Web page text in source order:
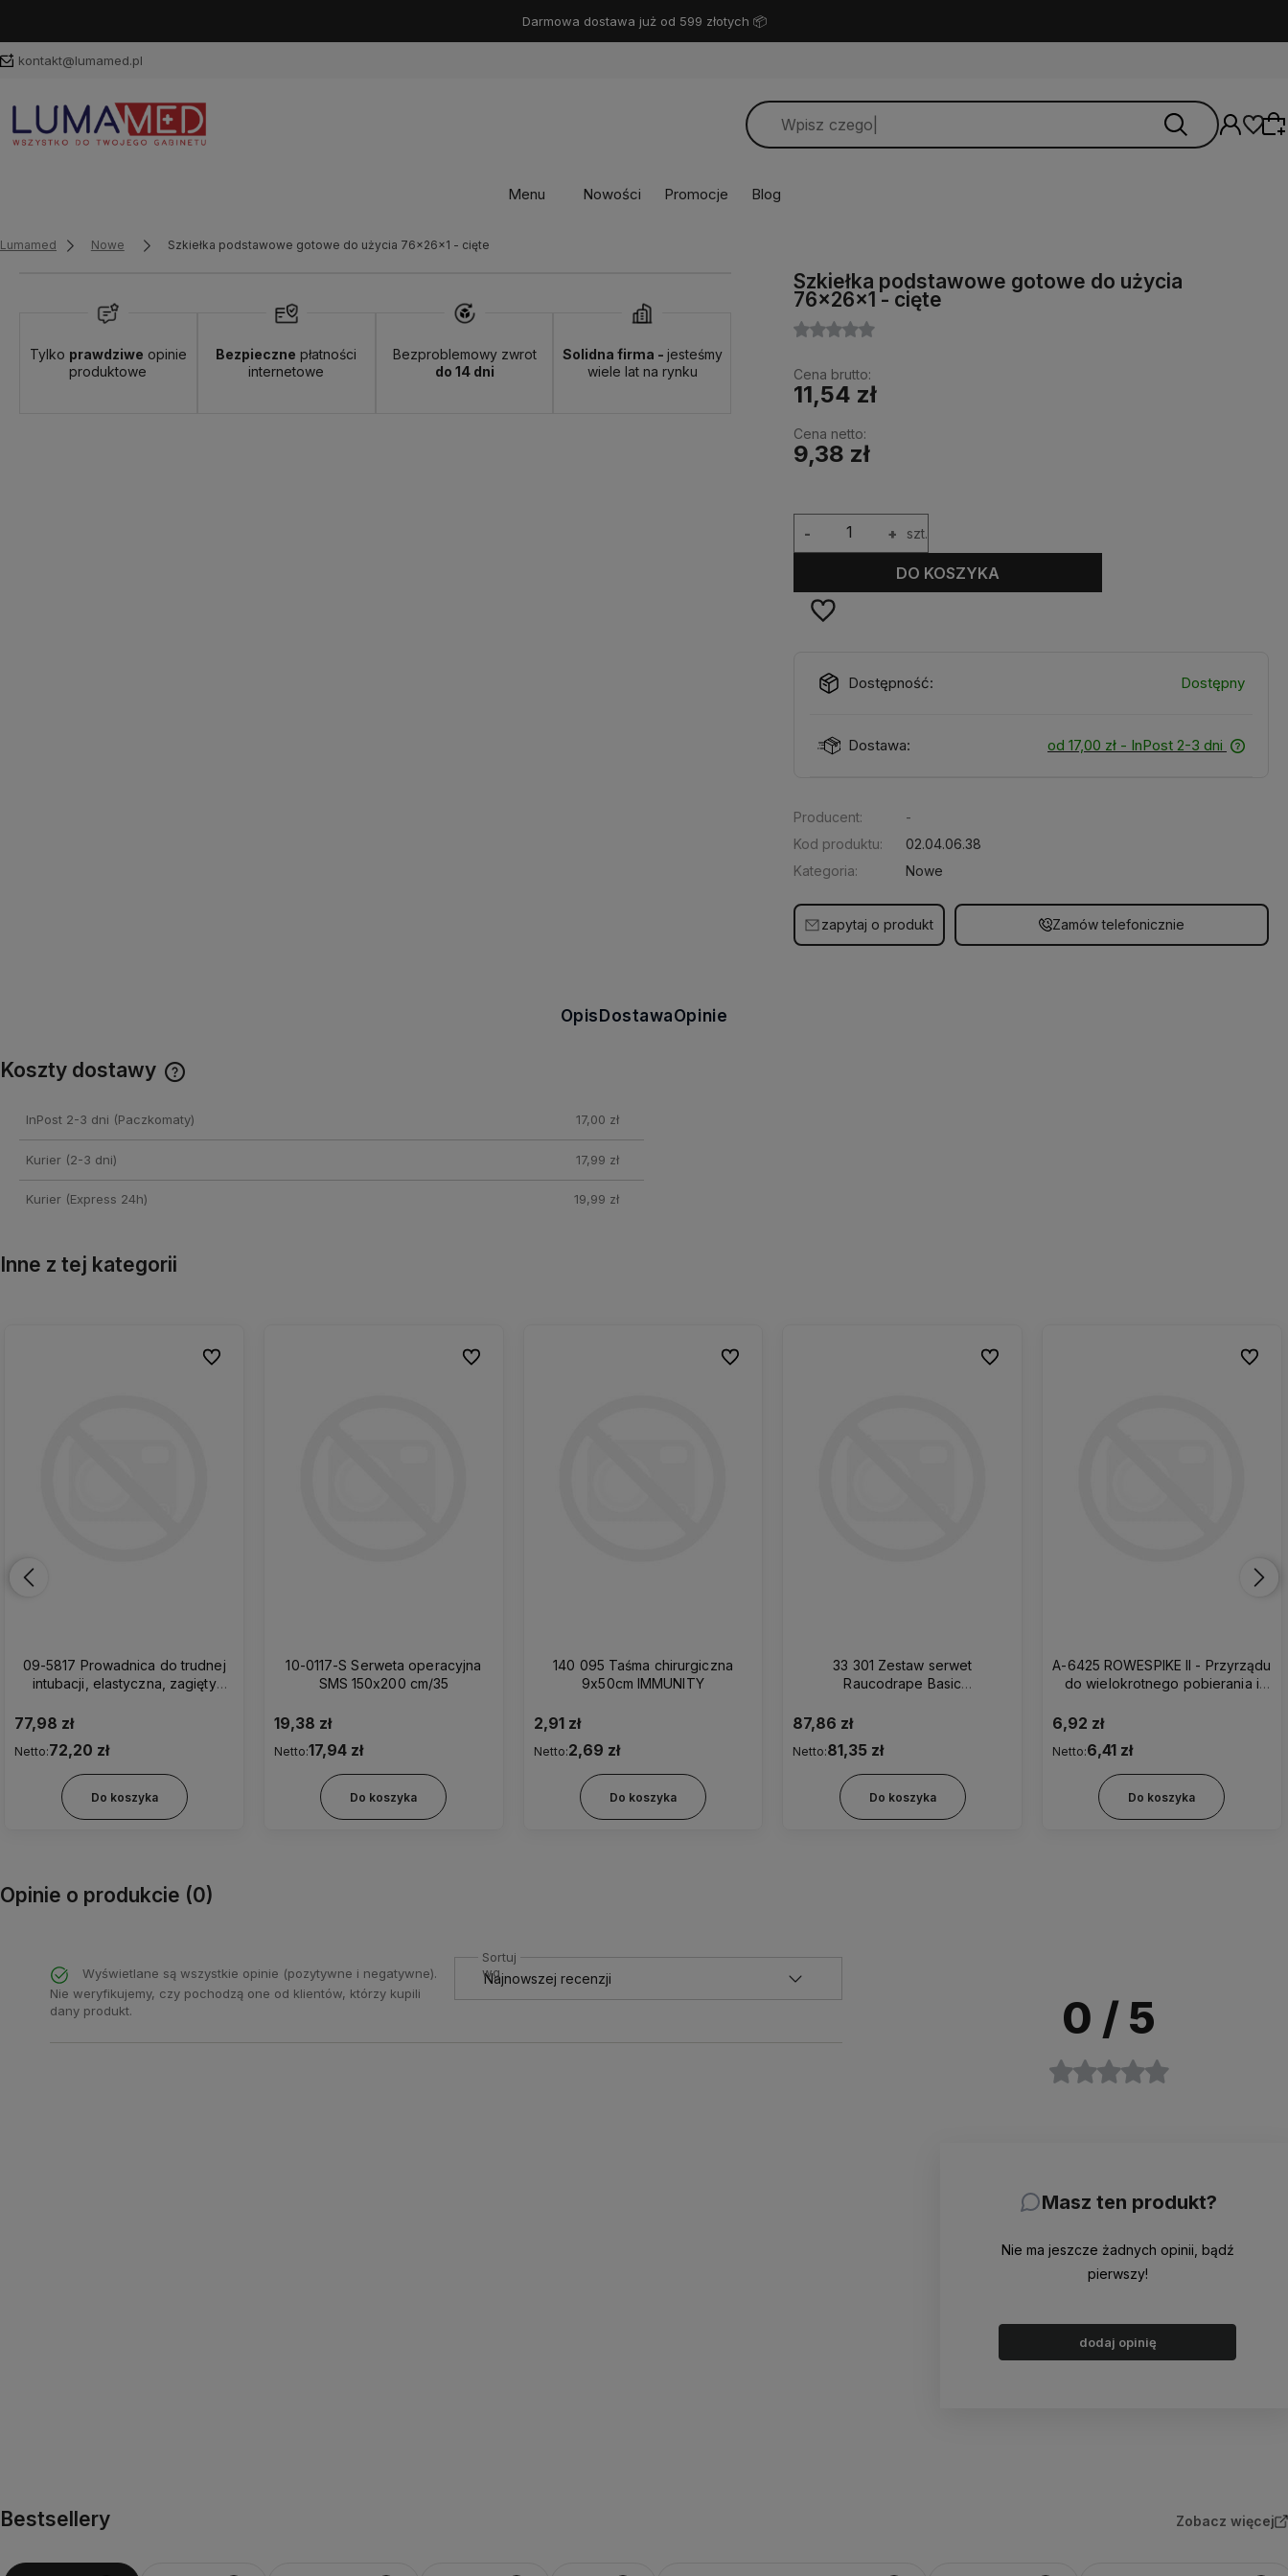
Miło Cię widzieć! ❤️
kontakt@lumamed.pl
Wybierz coś dla siebie z naszej aktualnej
oferty lub zaloguj się, aby przywrócić dodane
Menu Nowości Promocje Blog
Lumamed Nowe Szkiełka podstawowe gotowe do użycia 76x26x1 - cięte
Tylko prawdziwe opinie
produktowe
Bezpieczne płatności
internetowe
Bezproblemowy zwrot
do 14 dni
Solidna firma - jesteśmy
wiele lat na rynku
Szkiełka podstawowe gotowe do użycia
76x26x1 - cięte
Cena brutto:
11,54 zł
Cena netto:
9,38 zł
+
- szt.
DO KOSZYKA
Dostępność: Dostępny
Dostawa: od 17,00 zł - InPost 2-3 dni
Producent:
-
Kod produktu:
02.04.06.38
Kategoria:
Nowe
zapytaj o produkt Zamów telefonicznie
Opis DostawaOpinie
Koszty dostawy
Cena nie zawiera ewentualnych
InPost 2-3 dni (Paczkomaty) 17,00 zł
Kurier (2-3 dni) 17,99 zł
Kurier (Express 24h) 19,99 zł
Inne z tej kategorii
09-5817 Prowadnica do trudnej
intubacji, elastyczna, zagięty
77,98 zł
Netto:72,20 zł
Do koszyka
Do ulubionych
Do ulubionych
10-0117-S Serweta operacyjna
SMS 150x200 cm/35
19,38 zł
Netto:17,94 zł
Do koszyka
Do ulubionych
Do ulubionych
140 095 Taśma chirurgiczna
9x50cm IMMUNITY
2,91 zł
Netto:2,69 zł
Do koszyka
Do ulubionych
Do ulubionych
33 301 Zestaw serwet
Raucodrape Basic
87,86 zł
Netto:81,35 zł
Do koszyka
Do ulubionych
Do ulubionych
A-6425 ROWESPIKE II - Przyrządu
do wielokrotnego pobierania i
zatrzaskiem obj.wypelniania
mikr ( hydrofobowy i
przeciwbakteryjny) zielony
6,92 zł
Netto:6,41 zł
Do koszyka
Do
Do
Opinie o produkcie (0)
0 / 5
Masz ten produkt?
Nie ma jeszcze żadnych opinii, bądź
pierwszy!
dodaj opinię
Wyświetlane są wszystkie opinie (pozytywne i negatywne).
Nie weryfikujemy, czy pochodzą one od klientów, którzy kupili
dany produkt.
Sortuj
wg
Bestsellery Zobacz więcej